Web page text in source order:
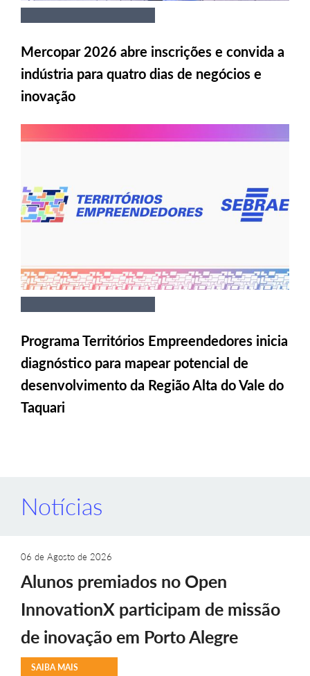
Mercopar 2026 abre inscrições e convida a
indústria para quatro dias de negócios e
inovação
Programa Territórios Empreendedores inicia
diagnóstico para mapear potencial de
desenvolvimento da Região Alta do Vale do
Taquari
Notícias
06 de Agosto de 2026
Alunos premiados no Open
InnovationX participam de missão
de inovação em Porto Alegre
SAIBA MAIS